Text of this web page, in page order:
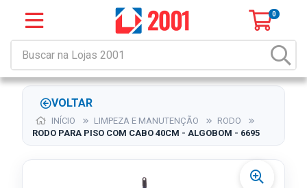
0
VOLTAR
INÍCIO LIMPEZA E MANUTENÇÃO
RODO
RODO PARA PISO COM CABO 40CM - ALGOBOM - 6695